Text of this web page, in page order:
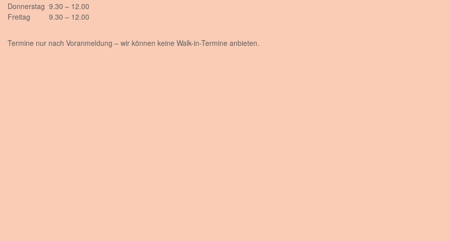
Donnerstag 9.30 – 12.00
Freitag
9.30 – 12.00
Termine nur nach Voranmeldung – wir können keine Walk-in-Termine anbieten.